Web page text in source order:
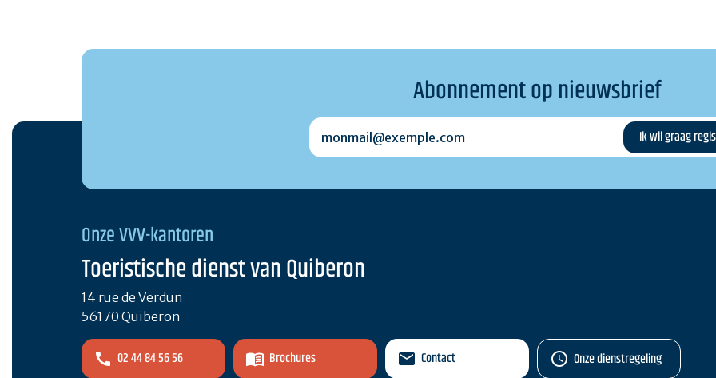
Abonnement op nieuwsbrief
monmail@exemple.com
Onze VVV-kantoren
Toeristische dienst van Quiberon
14 rue de Verdun
56170 Quiberon
02 44 84 56 56 Brochures Contact Onze dienstregeling